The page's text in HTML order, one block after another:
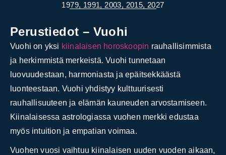
1979, 1991, 2003, 2015, 2027
Perustiedot – Vuohi
Vuohi on yksi kiinalaisen horoskoopin rauhallisimmista
ja herkimmistä merkeistä. Vuohi tunnetaan
luovuudestaan, harmoniasta ja epäitsekkäästä
luonteestaan. Vuohi yhdistyy kulttuurisesti
rauhallisuuteen ja elämän kauneuden arvostamiseen.
Kiinalaisessa astrologiassa vuohen merkki edustaa
myös intuition ja empatian voimaa.
Vuohen vuosi vaihtuu kiinalaisen uuden vuoden aikaan,